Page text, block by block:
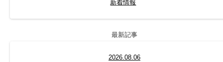
新着情報
最新記事
2026.08.06